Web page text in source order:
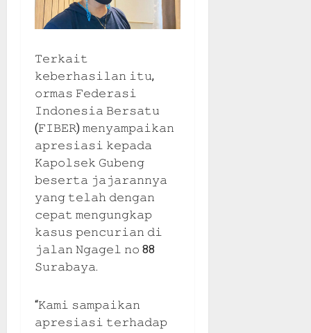
𝚃𝚎𝚛𝚔𝚊𝚒𝚝
𝚔𝚎𝚋𝚎𝚛𝚑𝚊𝚜𝚒𝚕𝚊𝚗 𝚒𝚝𝚞,
𝚘𝚛𝚖𝚊𝚜 𝙵𝚎𝚍𝚎𝚛𝚊𝚜𝚒
𝙸𝚗𝚍𝚘𝚗𝚎𝚜𝚒𝚊 𝙱𝚎𝚛𝚜𝚊𝚝𝚞
(𝙵𝙸𝙱𝙴𝚁) 𝚖𝚎𝚗𝚢𝚊𝚖𝚙𝚊𝚒𝚔𝚊𝚗
𝚊𝚙𝚛𝚎𝚜𝚒𝚊𝚜𝚒 𝚔𝚎𝚙𝚊𝚍𝚊
𝙺𝚊𝚙𝚘𝚕𝚜𝚎𝚔 𝙶𝚞𝚋𝚎𝚗𝚐
𝚋𝚎𝚜𝚎𝚛𝚝𝚊 𝚓𝚊𝚓𝚊𝚛𝚊𝚗𝚗𝚢𝚊
𝚢𝚊𝚗𝚐 𝚝𝚎𝚕𝚊𝚑 𝚍𝚎𝚗𝚐𝚊𝚗
𝚌𝚎𝚙𝚊𝚝 𝚖𝚎𝚗𝚐𝚞𝚗𝚐𝚔𝚊𝚙
𝚔𝚊𝚜𝚞𝚜 𝚙𝚎𝚗𝚌𝚞𝚛𝚒𝚊𝚗 𝚍𝚒
𝚓𝚊𝚕𝚊𝚗 𝙽𝚐𝚊𝚐𝚎𝚕 𝚗𝚘 88
𝚂𝚞𝚛𝚊𝚋𝚊𝚢𝚊.
“𝙺𝚊𝚖𝚒 𝚜𝚊𝚖𝚙𝚊𝚒𝚔𝚊𝚗
𝚊𝚙𝚛𝚎𝚜𝚒𝚊𝚜𝚒 𝚝𝚎𝚛𝚑𝚊𝚍𝚊𝚙